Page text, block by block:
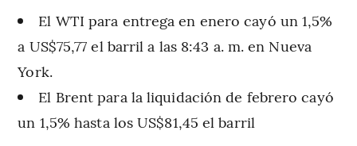
El WTI para entrega en enero cayó un 1,5%
a US$75,77 el barril a las 8:43 a. m. en Nueva
York.
El Brent para la liquidación de febrero cayó
un 1,5% hasta los US$81,45 el barril